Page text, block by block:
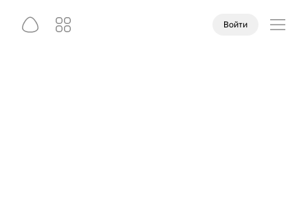
Войти